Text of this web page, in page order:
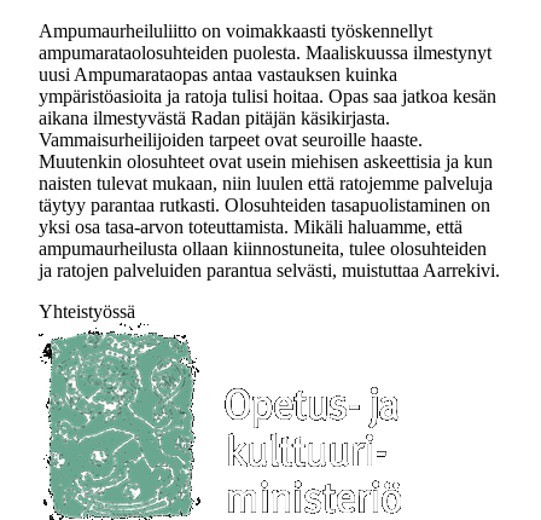
Ampumaurheiluliitto on voimakkaasti työskennellyt
ampumarataolosuhteiden puolesta. Maaliskuussa ilmestynyt
uusi Ampumarataopas antaa vastauksen kuinka
ympäristöasioita ja ratoja tulisi hoitaa. Opas saa jatkoa kesän
aikana ilmestyvästä Radan pitäjän käsikirjasta.
Vammaisurheilijoiden tarpeet ovat seuroille haaste.
Muutenkin olosuhteet ovat usein miehisen askeettisia ja kun
naisten tulevat mukaan, niin luulen että ratojemme palveluja
täytyy parantaa rutkasti. Olosuhteiden tasapuolistaminen on
yksi osa tasa-arvon toteuttamista. Mikäli haluamme, että
ampumaurheilusta ollaan kiinnostuneita, tulee olosuhteiden
ja ratojen palveluiden parantua selvästi, muistuttaa Aarrekivi.
Yhteistyössä